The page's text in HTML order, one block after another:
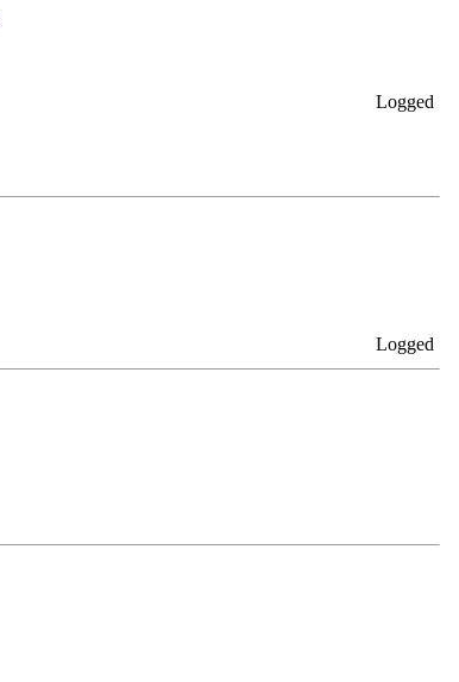
Logged
Logged